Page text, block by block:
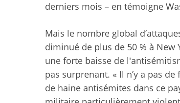
derniers mois – en témoigne
Mais le nombre global
diminué de plus de 50 % à
une forte baisse de
pas surprenant. « Il n’y a pas
de haine antisémites dans ce